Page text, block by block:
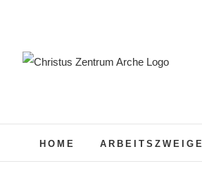
springen
HOME ARBEITSZWEIGE